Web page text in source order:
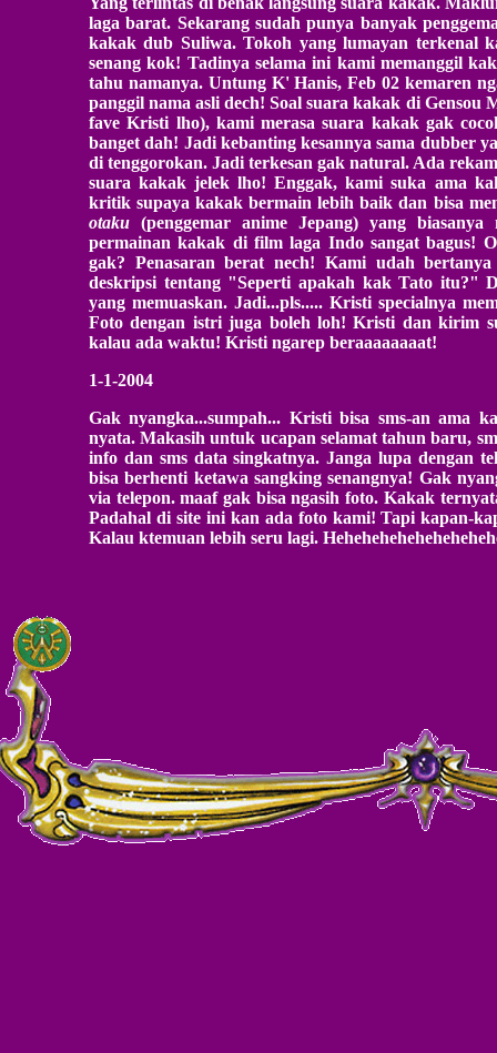
laga barat. Sekarang sudah punya banyak
kakak dub Suliwa. Tokoh yang lumayan terkenal
senang kok! Tadinya selama ini kami memanggil
tahu namanya. Untung K' Hanis, Feb 02 kemaren
panggil nama asli dech! Soal suara kakak di Gensou
fave Kristi lho), kami merasa suara kakak gak
banget dah! Jadi kebanting kesannya sama dubber
di tenggorokan. Jadi terkesan gak natural. Ada
suara kakak jelek lho! Enggak, kami suka ama
kritik supaya kakak bermain lebih baik dan bisa
otaku (penggemar anime Jepang) yang
permainan kakak di film laga Indo sangat bagus!
gak? Penasaran berat nech! Kami udah
deskripsi tentang "Seperti apakah kak Tato itu?"
yang memuaskan. Jadi...pls..... Kristi specialnya
Foto dengan istri juga boleh loh! Kristi dan kirim
kalau ada waktu! Kristi ngarep beraaaaaaaat!
1-1-2004
Gak nyangka...sumpah... Kristi bisa sms-an ama
nyata. Makasih untuk ucapan selamat tahun baru,
info dan sms data singkatnya. Janga lupa dengan
bisa berhenti ketawa sangking senangnya! Gak
via telepon. maaf gak bisa ngasih foto. Kakak
Padahal di site ini kan ada foto kami! Tapi kapan-
Kalau ktemuan lebih seru lagi.